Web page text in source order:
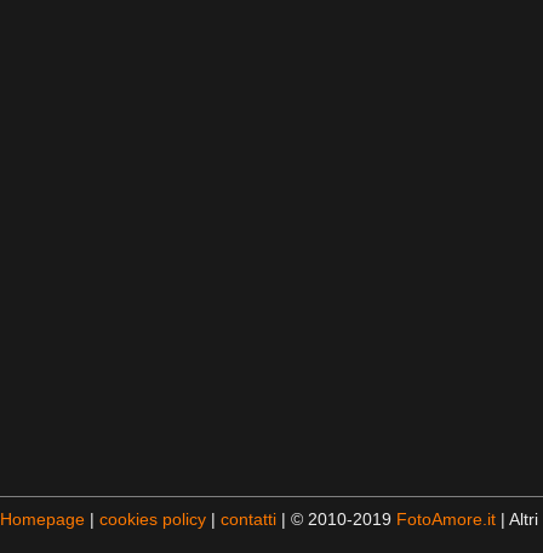
Homepage | cookies policy | contatti | © 2010-2019 FotoAmore.it |